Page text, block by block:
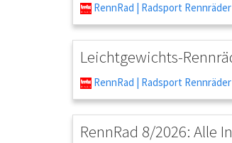
RennRad | Radsport Rennräder
Leichtgewichts-
RennRad | Radsport Rennräder
RennRad 8/2026: Alle